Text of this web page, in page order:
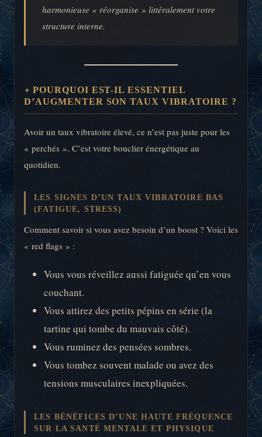
harmonieuse « réorganise » littéralement votre
structure interne.
POURQUOI EST-IL ESSENTIEL
D’AUGMENTER SON TAUX VIBRATOIRE ?
Avoir un taux vibratoire élevé, ce n’est pas juste pour les
« perchés ». C’est votre bouclier énergétique au
quotidien.
LES SIGNES D’UN TAUX VIBRATOIRE BAS
(FATIGUE, STRESS)
Comment savoir si vous avez besoin d’un boost ? Voici les
« red flags » :
Vous vous réveillez aussi fatiguée qu’en vous
couchant.
Vous attirez des petits pépins en série (la
tartine qui tombe du mauvais côté).
Vous ruminez des pensées sombres.
Vous tombez souvent malade ou avez des
tensions musculaires inexpliquées.
LES BÉNÉFICES D’UNE HAUTE FRÉQUENCE
SUR LA SANTÉ MENTALE ET PHYSIQUE